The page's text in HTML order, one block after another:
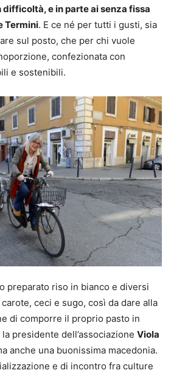
e in parte ai senza fissa
Termini. E ce né per tutti i gusti, sia
sul posto, che per chi vuole
confezionata con
e sostenibili.
preparato riso in bianco e diversi
ceci e sugo, così da dare alla
di comporre il proprio pasto in
presidente dell’associazione Viola
anche una buonissima macedonia.
e di incontro fra culture